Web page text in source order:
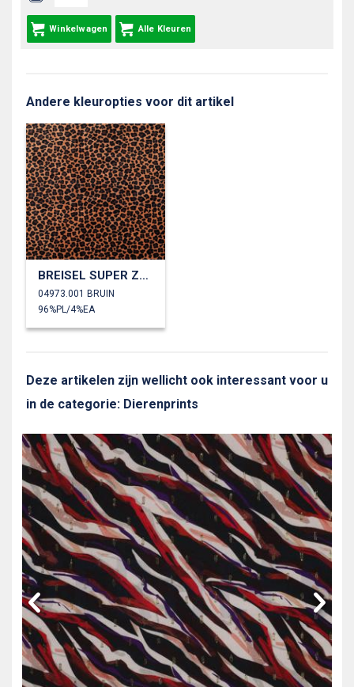
Winkelwagen Alle Kleuren
Andere kleuropties voor dit artikel
BREISEL SUPER ZACHT DIERENHUID
04973.001 BRUIN
96%PL/4%EA
Deze artikelen zijn wellicht ook interessant voor u
in de categorie: Dierenprints